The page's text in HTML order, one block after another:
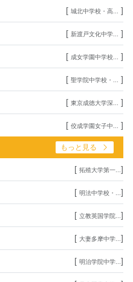
[ 城北中学校・高... ]
[ 新渡戸文化中学... ]
[ 成女学園中学校... ]
[ 聖学院中学校・... ]
[ 東京成徳大学深... ]
[ 佼成学園女子中... ]
もっと見る
[ 拓殖大学第一... ]
[ 明法中学校・... ]
[ 立教英国学院... ]
[ 大妻多摩中学... ]
[ 明治学院中学... ]